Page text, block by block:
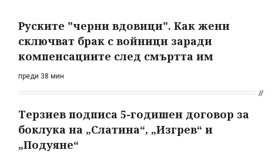
Руските "черни вдовици". Как жени
сключват брак с войници заради
компенсациите след смъртта им
преди 38 мин
Терзиев подписа 5-годишен договор за
боклука на „Слатина“, „Изгрев“ и
„Подуяне“